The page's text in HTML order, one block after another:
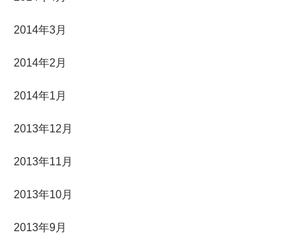
2014年3月
2014年2月
2014年1月
2013年12月
2013年11月
2013年10月
2013年9月